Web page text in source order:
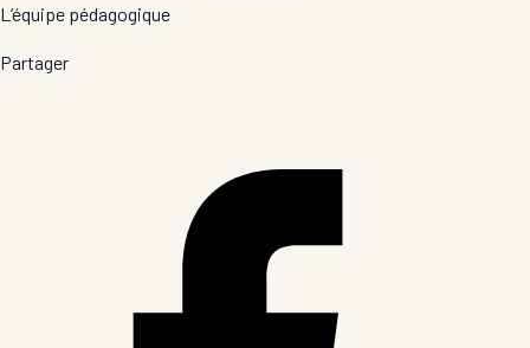
L’équipe pédagogique
Partager